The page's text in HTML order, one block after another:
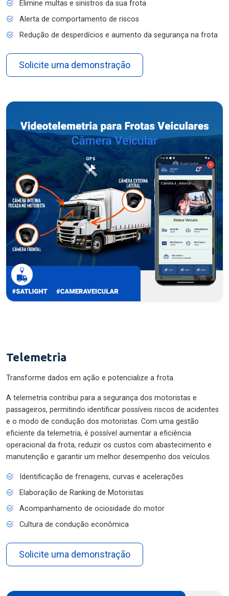
Elimine multas e sinistros da sua frota
Alerta de comportamento de riscos
Redução de desperdícios e aumento da segurança na frota
Solicite uma demonstração
Telemetria
Transforme dados em ação e potencialize a frota.
A telemetria contribui para a segurança dos motoristas e
passageiros, permitindo identificar possíveis riscos de acidentes
e o modo de condução dos motoristas. Com uma gestão
eficiente da telemetria, é possível aumentar a eficiência
operacional da frota, reduzir os custos com abastecimento e
manutenção e garantir um melhor desempenho dos veículos.
Identificação de frenagens, curvas e acelerações
Elaboração de Ranking de Motoristas
Acompanhamento de ociosidade do motor
Cultura de condução econômica
Solicite uma demonstração